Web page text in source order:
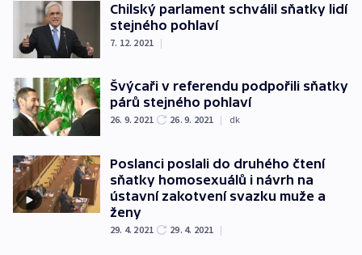
Chilský parlament schválil sňatky lidí
stejného pohlaví
7. 12. 2021 |
Švýcaři v referendu podpořili sňatky
párů stejného pohlaví
26. 9. 2021 26. 9. 2021 | dk
Poslanci poslali do druhého čtení
sňatky homosexuálů i návrh na
ústavní zakotvení svazku muže a
ženy
29. 4. 2021 29. 4. 2021 |